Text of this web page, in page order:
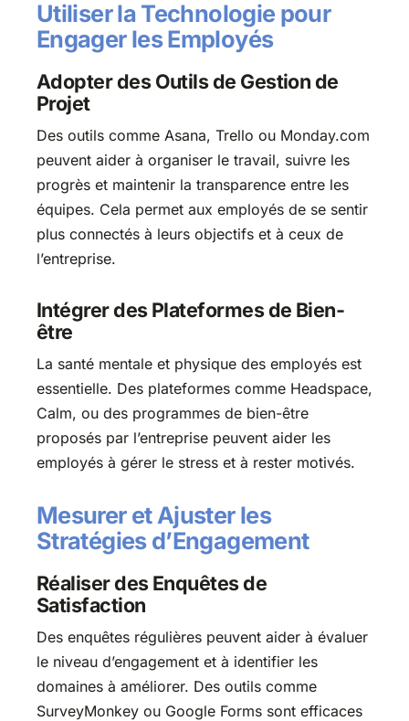
Utiliser la Technologie pour
Engager les Employés
Adopter des Outils de Gestion de
Projet
Des outils comme Asana, Trello ou Monday.com
peuvent aider à organiser le travail, suivre les
progrès et maintenir la transparence entre les
équipes. Cela permet aux employés de se sentir
plus connectés à leurs objectifs et à ceux de
l’entreprise.
Intégrer des Plateformes de Bien-
être
La santé mentale et physique des employés est
essentielle. Des plateformes comme Headspace,
Calm, ou des programmes de bien-être
proposés par l’entreprise peuvent aider les
employés à gérer le stress et à rester motivés.
Mesurer et Ajuster les
Stratégies d’Engagement
Réaliser des Enquêtes de
Satisfaction
Des enquêtes régulières peuvent aider à évaluer
le niveau d’engagement et à identifier les
domaines à améliorer. Des outils comme
SurveyMonkey ou Google Forms sont efficaces